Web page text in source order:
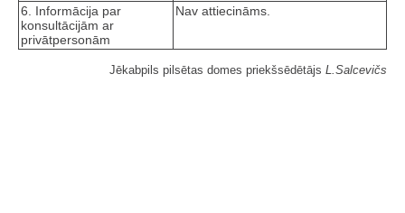
6. Informācija par
konsultācijām ar
privātpersonām
Nav attiecināms.
Jēkabpils pilsētas domes priekšsēdētājs L.Salcevičs